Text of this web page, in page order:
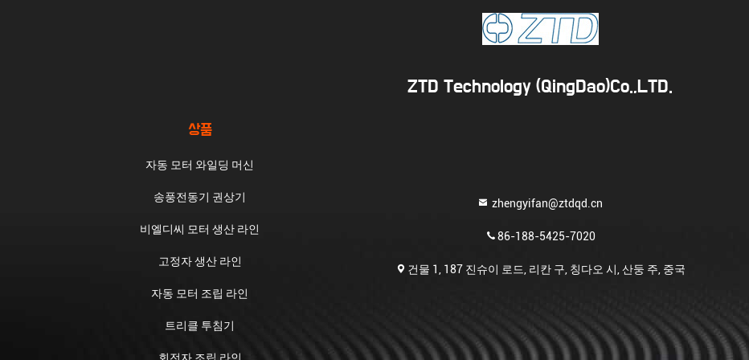
ZTD Technology (QingDao)Co.,LTD.
상품
자동 모터 와일딩 머신
송풍전동기 권상기
비엘디씨 모터 생산 라인
고정자 생산 라인
자동 모터 조립 라인
트리클 투침기
zhengyifan@ztdqd.cn
86-188-5425-7020
건물 1, 187 진슈이 로드, 리칸 구, 칭다오 시, 산둥 주, 중국